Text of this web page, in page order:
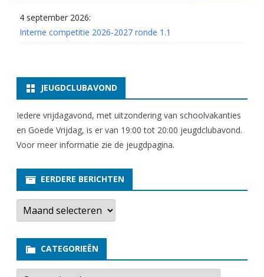
4 september 2026:
Interne competitie 2026-2027 ronde 1.1
JEUGDCLUBAVOND
Iedere vrijdagavond, met uitzondering van schoolvakanties
en Goede Vrijdag, is er van 19:00 tot 20:00 jeugdclubavond.
Voor meer informatie zie de jeugdpagina.
EERDERE BERICHTEN
E
r
e
e
b
CATEGORIEËN
C